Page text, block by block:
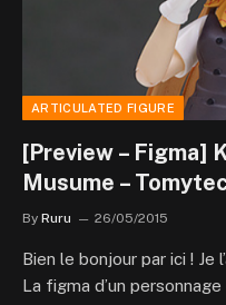
ARTICULATED FIGURE
[Preview – Figma]
Musume –
By Ruru 26/05/2015
Bien le bonjour par ici ! Je
La figma d’un